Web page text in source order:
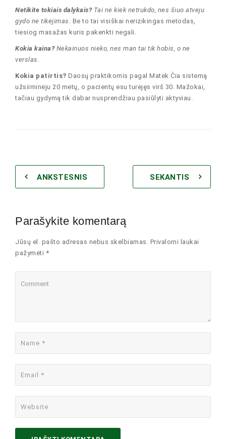
Netikite tokiais dalykais? Tai nė kiek netrukdo, nes šiuo atveju
gydo ne tikėjimas. Be to tai visiškai nerizikingas metodas,
tiesiog masažas kuris pakenkti negali.
Kokia kaina? Nekainuos nieko, nes man tai tik hobis, o ne
verslas.
Kokia patirtis? Daosų praktikomis pagal Matek Čia sistemą
užsiiminėju 20 metų, o pacientų esu turėjęs virš 30. Mažokai,
tačiau gydymą tik dabar nusprendžiau pasiūlyti aktyviau.
ANKSTESNIS SEKANTIS
Parašykite komentarą
Jūsų el. pašto adresas nebus skelbiamas. Privalomi laukai
pažymėti *